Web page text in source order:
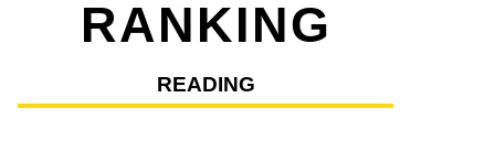
RANKING
READING